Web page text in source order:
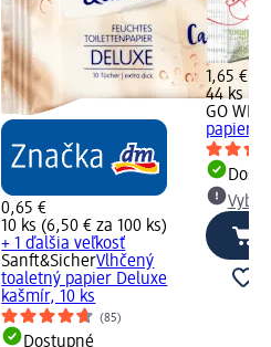
0,65 €
10 ks (6,50 € za 100 ks)
+ 1 ďalšia veľkosť
Sanft&SicherVlhčený
toaletný papier Deluxe
kašmír, 10 ks
(85)
Dostupné
1,65 €
44 ks
GO
papier